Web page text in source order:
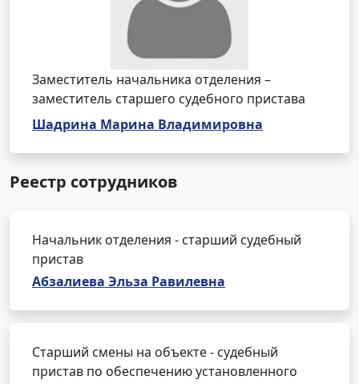
Заместитель начальника отделения –
заместитель старшего судебного пристава
Шадрина Марина Владимировна
Реестр сотрудников
Начальник отделения - старший судебный
пристав
Абзалиева Эльза Равилевна
Старший смены на объекте - судебный
пристав по обеспечению установленного